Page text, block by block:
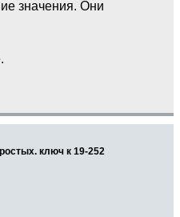
значения. Они
ключ к 19-252